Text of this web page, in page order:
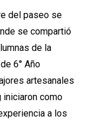
del paseo se
se compartió
de la
6° Año
artesanales
iniciaron como
a los